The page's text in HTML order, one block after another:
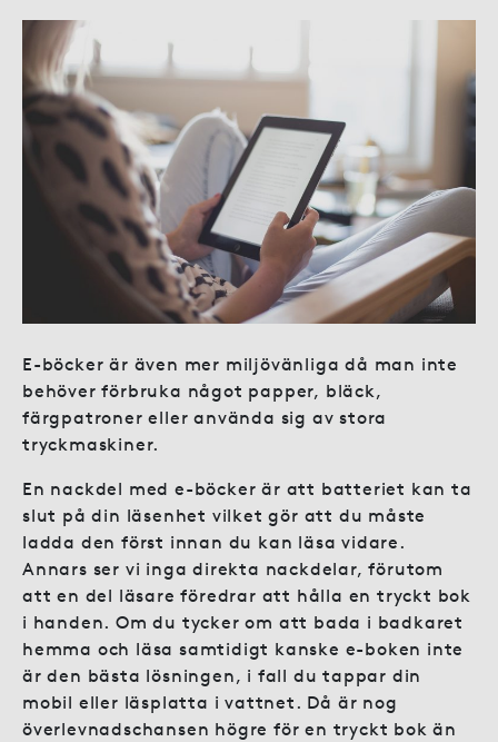
E-böcker är även mer miljövänliga då man inte
behöver förbruka något papper, bläck,
färgpatroner eller använda sig av stora
tryckmaskiner.
En nackdel med e-böcker är att batteriet kan ta
slut på din läsenhet vilket gör att du måste
ladda den först innan du kan läsa vidare.
Annars ser vi inga direkta nackdelar, förutom
att en del läsare föredrar att hålla en tryckt bok
i handen. Om du tycker om att bada i badkaret
hemma och läsa samtidigt kanske e-boken inte
är den bästa lösningen, i fall du tappar din
mobil eller läsplatta i vattnet. Då är nog
överlevnadschansen högre för en tryckt bok än